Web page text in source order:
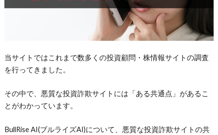
当サイトではこれまで数多くの投資顧問・株情報サイトの調査
を行ってきました。
その中で、悪質な投資詐欺サイトには「ある共通点」があるこ
とがわかっています。
BullRise AI(ブルライズAI)について、悪質な投資詐欺サイトの共